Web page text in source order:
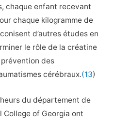
chaque enfant recevant
chaque kilogramme de
d’autres études en
le rôle de la créatine
des
cérébraux.(13)
du département de
of Georgia ont